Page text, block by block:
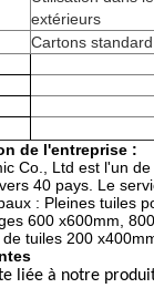
extérieurs
Cartons
de l'entreprise :
Co., Ltd est l'un
40 pays. Le
: Pleines tuiles
600 x600mm,
tuiles 200
liée à notre